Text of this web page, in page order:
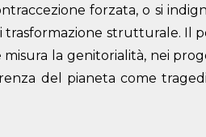
forzata, o si
strutturale. Il
la genitorialità, nei
del pianeta come